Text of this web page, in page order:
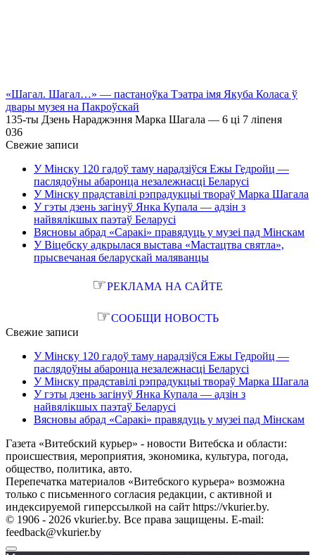
«Шагал. Шагал…» — пастаноўка Тэатра імя Якуба Коласа ў
двары музея на Пакроўскай
135-ты Дзень Нараджэння Марка Шагала — 6 ці 7 ліпеня
036
Свежие записи
У Мінску 120 гадоў таму нарадзіўся Ежы Гедройц —
паслядоўны абаронца незалежнасці Беларусі
У Мінску прадставілі рэпрадукцыі твораў Марка Шагала
У гэты дзень загінуў Янка Купала — адзін з
найвялікшых паэтаў Беларусі
Вясновы абрад «Саракі» правядуць у музеі пад Мінскам
У Віцебску адкрылася выстава «Мастацтва святла»,
прысвечаная беларускай маляванцы
☞РЕКЛАМА НА САЙТЕ
☞СООБЩИ НОВОСТЬ
Свежие записи
У Мінску 120 гадоў таму нарадзіўся Ежы Гедройц —
паслядоўны абаронца незалежнасці Беларусі
У Мінску прадставілі рэпрадукцыі твораў Марка Шагала
У гэты дзень загінуў Янка Купала — адзін з
найвялікшых паэтаў Беларусі
Вясновы абрад «Саракі» правядуць у музеі пад Мінскам
Газета «Витебский курьер» - новости Витебска и области:
происшествия, мероприятия, экономика, культура, погода,
общество, политика, авто.
Перепечатка материалов «Витебского курьера» возможна
только с письменного согласия редакции, с активной и
индексируемой гиперссылкой на сайт https://vkurier.by.
© 1906 - 2026 vkurier.by. Все права защищены. E-mail:
feedback@vkurier.by